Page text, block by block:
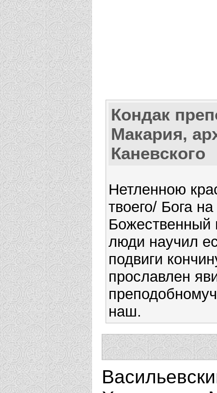
Кондак
Макария,
Каневского
Нетленною
твоего/ Бога
Божественный
люди научил
подвиги
прославлен
наш.